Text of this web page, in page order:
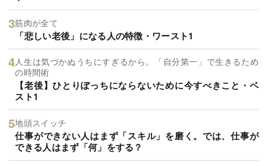
筋肉が全て
「悲しい老後」になる人の特徴・ワースト1
人生は気づかぬうちにすぎるから。「自分第一」で生きるため
の時間術
【老後】ひとりぼっちにならないために今すべきこと・ベ
スト1
地頭スイッチ
仕事ができない人はまず「スキル」を磨く。では、仕事が
できる人はまず「何」をする？